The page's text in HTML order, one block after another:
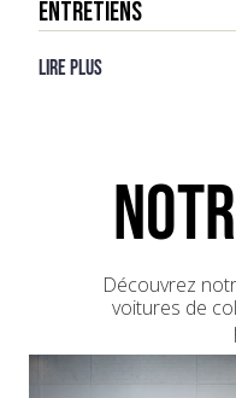
ENTRETIENS
Lire plus
Découvrez
voitures de